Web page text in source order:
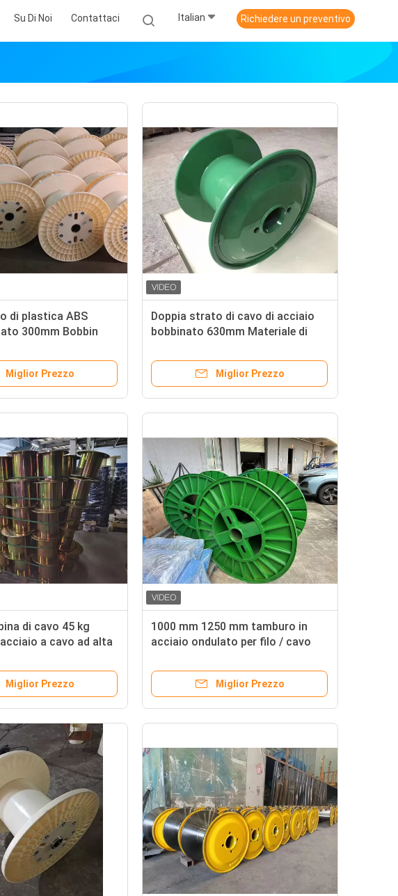
Su Di Noi Contattaci Italian Richiedere un preventivo
di plastica ABS
300mm Bobbin
Miglior Prezzo
Doppia strato di cavo di acciaio
bobbinato 630mm Materiale di
Miglior Prezzo
di cavo 45 kg
a cavo ad alta
Miglior Prezzo
1000 mm 1250 mm tamburo in
acciaio ondulato per filo / cavo
metallo
Miglior Prezzo